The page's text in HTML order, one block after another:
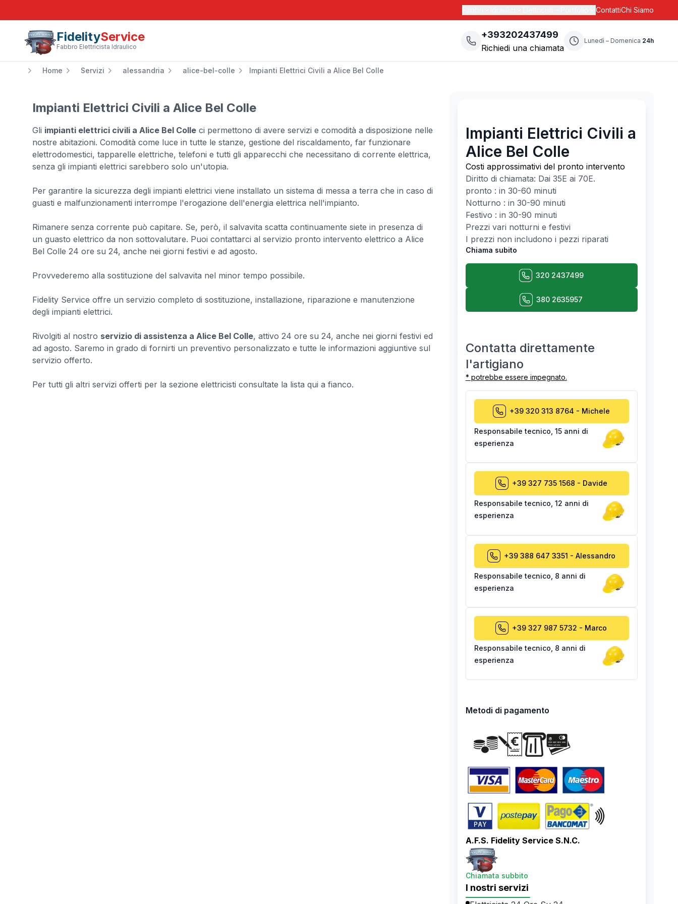
ContattiChi Siamo
FidelityService
Fabbro Elettricista Idraulico
+393202437499
Richiedi una chiamata
Lunedì – Domenica 24h
Home Servizi alessandria alice-bel-colle Impianti Elettrici Civili a Alice Bel Colle
Impianti Elettrici Civili a Alice Bel Colle
Gli impianti elettrici civili a Alice Bel Colle ci permettono di avere servizi e comodità a disposizione nelle
nostre abitazioni. Comodità come luce in tutte le stanze, gestione del riscaldamento, far funzionare
elettrodomestici, tapparelle elettriche, telefoni e tutti gli apparecchi che necessitano di corrente elettrica,
senza gli impianti elettrici sarebbero solo un'utopia.
Per garantire la sicurezza degli impianti elettrici viene installato un sistema di messa a terra che in caso di
guasti e malfunzionamenti interrompe l'erogazione dell'energia elettrica nell'impianto.
Rimanere senza corrente può capitare. Se, però, il salvavita scatta continuamente siete in presenza di
un guasto elettrico da non sottovalutare. Puoi contattarci al servizio pronto intervento elettrico a Alice
Bel Colle 24 ore su 24, anche nei giorni festivi e ad agosto.
Provvederemo alla sostituzione del salvavita nel minor tempo possibile.
Fidelity Service offre un servizio completo di sostituzione, installazione, riparazione e manutenzione
degli impianti elettrici.
Rivolgiti al nostro servizio di assistenza a Alice Bel Colle, attivo 24 ore su 24, anche nei giorni festivi ed
ad agosto. Saremo in grado di fornirti un preventivo personalizzato e tutte le informazioni aggiuntive sul
servizio offerto.
Per tutti gli altri servizi offerti per la sezione elettricisti consultate la lista qui a fianco.
Impianti Elettrici Civili a
Alice Bel Colle
Costi approssimativi del pronto intervento
Diritto di chiamata: Dai 35E ai 70E.
pronto : in 30-60 minuti
Notturno : in 30-90 minuti
Festivo : in 30-90 minuti
Prezzi vari notturni e festivi
I prezzi non includono i pezzi riparati
Chiama subito
320 2437499
380 2635957
Contatta direttamente
l'artigiano
* potrebbe essere impegnato.
+39 320 313 8764 - Michele
Responsabile tecnico 15 anni di
esperienza
+39 327 735 1568 - Davide
Responsabile tecnico 12 anni di
esperienza
+39 388 647 3351 - Alessandro
Responsabile tecnico 8 anni di
esperienza
+39 327 987 5732 - Marco
Responsabile tecnico 8 anni di
esperienza
Metodi di pagamento
A.F.S. Fidelity Service S.N.C.
Chiamata subbito
I nostri servizi